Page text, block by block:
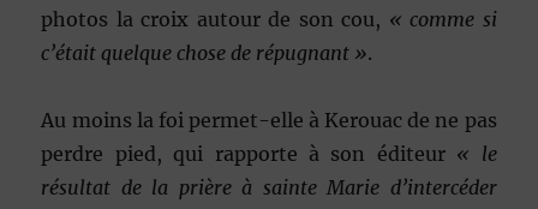
photos la croix autour de son cou, « comme si
c’était quelque chose de répugnant ».
Au moins la foi permet-elle à Kerouac de ne pas
perdre pied, qui rapporte à son éditeur « le
résultat de la prière à sainte Marie d’intercéder